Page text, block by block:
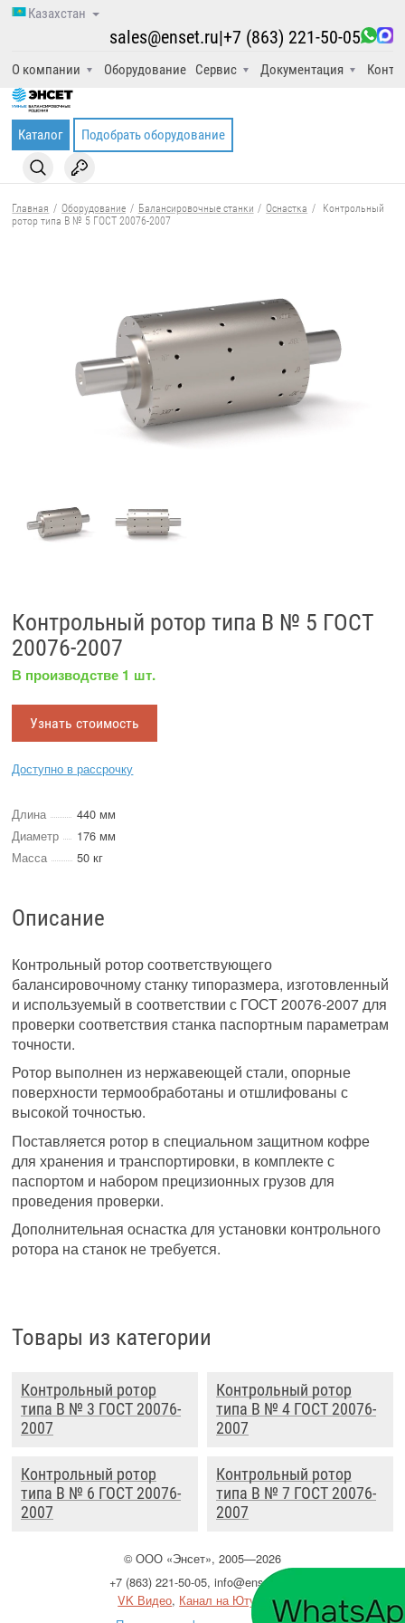
Казахстан
О компании Оборудование Сервис Документация
sales@enset.ru|+7 (863) 221-50-05
Каталог Подобрать оборудование
Главная / Оборудование / Балансировочные станки / Оснастка /
Контрольный
ротор типа B № 5 ГОСТ 20076-2007
Контрольный ротор типа B № 5 ГОСТ
20076-2007
В производстве 1 шт.
Узнать стоимость
Доступно в рассрочку
Длина
440 мм
Диаметр
176 мм
Масса
50 кг
Описание
Контрольный ротор соответствующего
балансировочному станку типоразмера, изготовленный
и используемый в соответствии с ГОСТ 20076-2007 для
проверки соответствия станка паспортным параметрам
точности.
Ротор выполнен из нержавеющей стали, опорные
поверхности термообработаны и отшлифованы с
высокой точностью.
Поставляется ротор в специальном защитном кофре
для хранения и транспортировки, в комплекте с
паспортом и набором прецизионных грузов для
проведения проверки.
Дополнительная оснастка для установки контрольного
ротора на станок не требуется.
Товары из категории
Контрольный ротор
типа B № 3 ГОСТ 20076-
2007
Контрольный ротор
типа B № 4 ГОСТ 20076-
2007
Контрольный ротор
типа B № 6 ГОСТ 20076-
2007
Контрольный ротор
типа B № 7 ГОСТ 20076-
2007
©ООО«Энсет», 2005—2026
+7 (863) 221-50-05, info@enset.ru
VK Видео, Канал на Ютубе